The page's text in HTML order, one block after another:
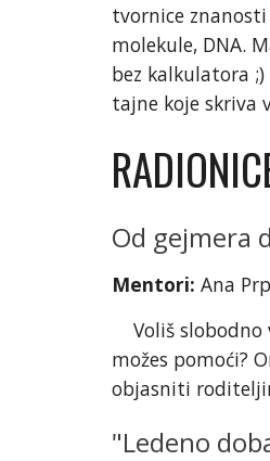
tvornice
molekule, DNA.
bez kalkulatora
tajne koje skriva
Od gejmera
Mentori: Ana
Voliš slobodno
možes pomoći?
objasniti
"Ledeno